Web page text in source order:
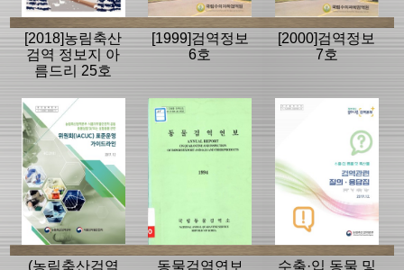
[2018]농림축산
검역 정보지 아
름드리 25호
[1999]검역정보
6호
[2000]검역정보
7호
(농림축산검역 동물검역연보 수출·입 동물 및